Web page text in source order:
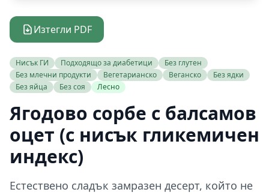
Изтегли PDF
Нисък ГИ Подходящо за диабетици
Без глутен
Без млечни продукти
Вегетарианско Веганско
Без ядки
Без яйца
Без соя Лесно
Ягодово сорбе с балсамов
оцет (с нисък гликемичен
индекс)
Естествено сладък замразен десерт, който не